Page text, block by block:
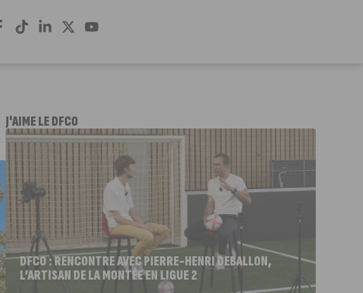
J'AIME LE DFCO
DFCO : RENCONTRE AVEC PIERRE-HENRI DEBALLON,
L’ARTISAN DE LA MONTÉE EN LIGUE 2